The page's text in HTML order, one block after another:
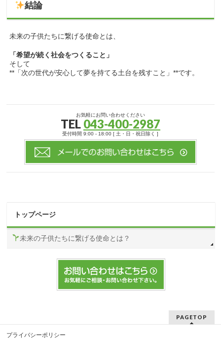
結論
未来の子供たちに繋げる使命とは、
「希望が続く社会をつくること」
そして
**「次の世代が安心して夢を持てる土台を残すこと」**です。
お気軽にお問い合わせください
TEL 043-400-2987
受付時間 9:00 - 18:00 [ 土・日・祝日除く ]
トップページ
未来の子供たちに繋げる使命とは？
PAGETOP
プライバシーポリシー